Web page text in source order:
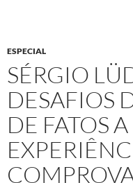
ESPECIAL
SÉRGIO
DESAFIOS
DE FATOS